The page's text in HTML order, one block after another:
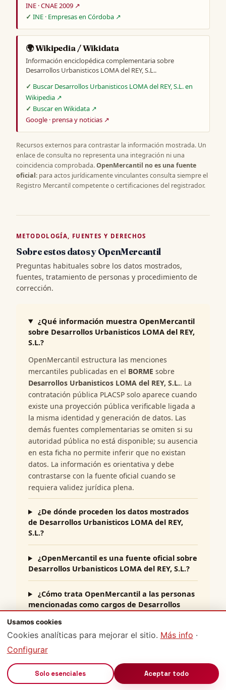
INE · CNAE 2009 ↗
INE · Empresas en Córdoba ↗
🌍 Wikipedia / Wikidata
Información enciclopédica complementaria sobre
Desarrollos Urbanisticos LOMA del REY, S.L..
Buscar Desarrollos Urbanisticos LOMA del REY, S.L. en
Wikipedia ↗
Buscar en Wikidata ↗
Google · prensa y noticias ↗
Recursos externos para contrastar la información mostrada. Un
enlace de consulta no representa una integración ni una
coincidencia comprobada.OpenMercantil no es una fuente
oficial: para actos jurídicamente vinculantes consulta siempre el
Registro Mercantil competente o certificaciones del registrador.
METODOLOGÍA, FUENTES Y DERECHOS
Sobre estos datos y OpenMercantil
Preguntas habituales sobre los datos mostrados,
fuentes, tratamiento de personas y procedimiento de
corrección.
¿Qué información muestra OpenMercantil
sobre Desarrollos Urbanisticos LOMA del REY,
S.L.?
OpenMercantil estructura las menciones
mercantiles publicadas en el BORME sobre
Desarrollos Urbanisticos LOMA del REY, S.L.. La
contratación pública PLACSP solo aparece cuando
existe una proyección pública verificable ligada a
la misma identidad y generación de datos. Las
demás fuentes complementarias se omiten si su
autoridad pública no está disponible; su ausencia
en esta ficha no permite inferir que no existan
datos. La información es orientativa y debe
contrastarse con la fuente oficial cuando se
requiera validez jurídica plena.
¿De dónde proceden los datos mostrados
de Desarrollos Urbanisticos LOMA del REY,
S.L.?
¿OpenMercantil es una fuente oficial sobre
Desarrollos Urbanisticos LOMA del REY, S.L.?
¿Cómo trata OpenMercantil a las personas
mencionadas como cargos de Desarrollos
¿Cómo puedo corregir un dato sobre
Desarrollos Urbanisticos LOMA del REY, S.L. en
OpenMercantil?
¿Puedo usar esta ficha de Desarrollos
Usamos cookies
Cookies analíticas para mejorar el sitio. Más info ·
Configurar
Solo esenciales Aceptar todo